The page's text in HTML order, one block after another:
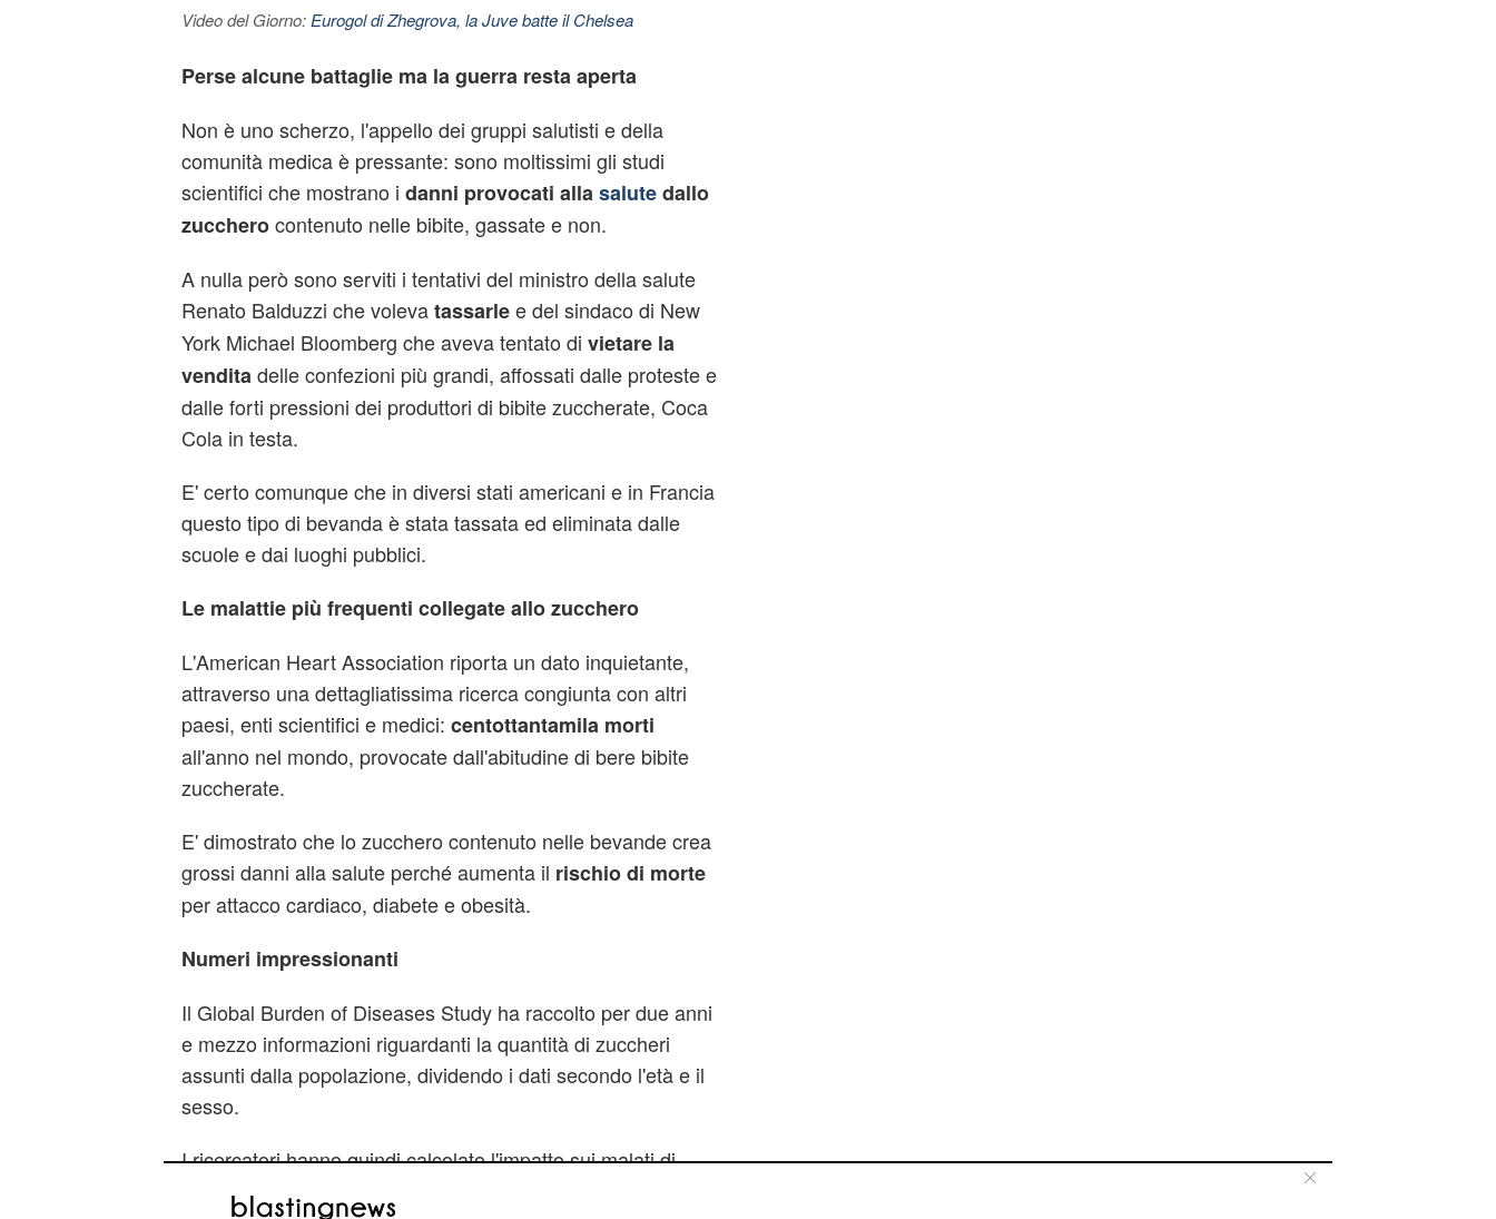
Video del Giorno: Eurogol di Zhegrova, la Juve batte il Chelsea
Perse alcune battaglie ma la guerra resta aperta
Non è uno scherzo, l'appello dei gruppi salutisti e della
comunità medica è pressante: sono moltissimi gli studi
scientifici che mostrano i danni provocati allasalutedallo
zuccherocontenuto nelle bibite, gassate e non.
A nulla però sono serviti i tentativi del ministro della salute
Renato Balduzzi che volevatassarlee del sindaco di New
York Michael Bloomberg che aveva tentato di vietare la
vendita delle confezioni più grandi, affossati dalle proteste e
dalle forti pressioni dei produttori di bibite zuccherate, Coca
Cola in testa.
E' certo comunque che in diversi stati americani e in Francia
questo tipo di bevanda è stata tassata ed eliminata dalle
scuole e dai luoghi pubblici.
Le malattie più frequenti collegate allo zucchero
L'American Heart Association riporta un dato inquietante,
attraverso una dettagliatissima ricerca congiunta con altri
paesi, enti scientifici e medici: centottantamila morti
all'anno nel mondo, provocate dall'abitudine di bere bibite
zuccherate.
E' dimostrato che lo zucchero contenuto nelle bevande crea
grossi danni alla salute perché aumenta il rischio di morte
per attacco cardiaco, diabete e obesità.
Numeri impressionanti
Il Global Burden of Diseases Study ha raccolto per due anni
e mezzo informazioni riguardanti la quantità di zuccheri
assunti dalla popolazione, dividendo i dati secondo l'età e il
sesso.
I ricercatori hanno quindi calcolato l'impatto sui malati di
diabete, sugli obesi e sul numero degli attacchi cardiaci,